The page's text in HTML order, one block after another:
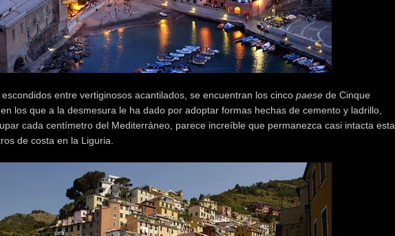
entre vertiginosos acantilados, se encuentran los cinco paese de Cinque
los que a la desmesura le ha dado por adoptar formas hechas de cemento y ladrillo,
cada centímetro del Mediterráneo, parece increíble que permanezca casi intacta esta
de costa en la Liguria.